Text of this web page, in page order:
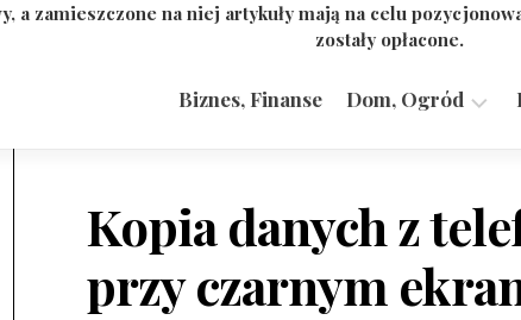
a zamieszczone na niej artykuły mają na celu
zostały opłacone.
Biznes, Finanse Dom, Ogród
Kopia danych z
przy czarnym